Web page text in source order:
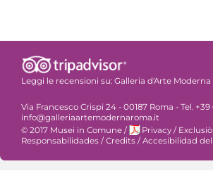
Leggi le recensioni su: Galleria d'Arte Moderna
Via Francesco Crispi 24 - 00187 Roma - Tel.
info@galleriaartemodernaroma.it
© 2017 Musei in Comune / Privacy /
Responsabilidades / Credits / Accesibilidad